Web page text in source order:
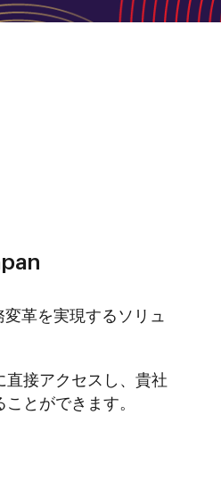
革を実現するソリュ
直接アクセスし、貴社
とができます。